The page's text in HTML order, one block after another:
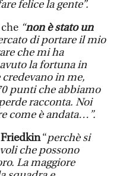
felice la gente”.
“non è stato un
di portare il mio
che mi ha
la fortuna in
in me,
punti che abbiamo
racconta. Noi
come è andata…”.
“perchè si
che possono
La maggiore